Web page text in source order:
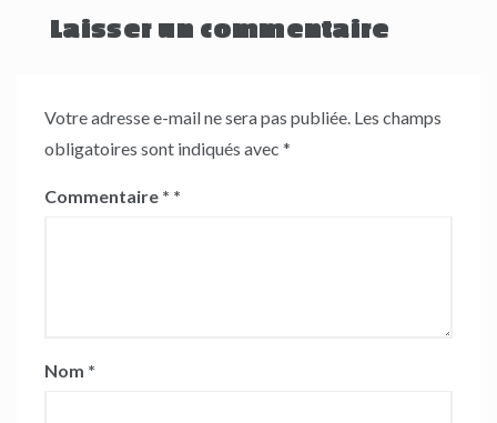
Laisser un commentaire
Votre adresse e-mail ne sera pas publiée. Les champs
obligatoires sont indiqués avec *
Commentaire *
Nom *